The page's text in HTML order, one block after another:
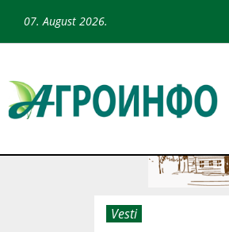
07. August 2026.
Vesti